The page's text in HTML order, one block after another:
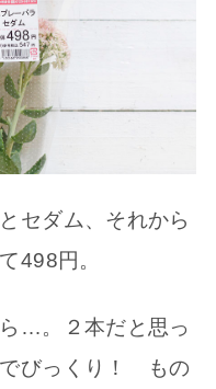
セダム、それから
498円。
…。２本だと思っ
びっくり！ もの